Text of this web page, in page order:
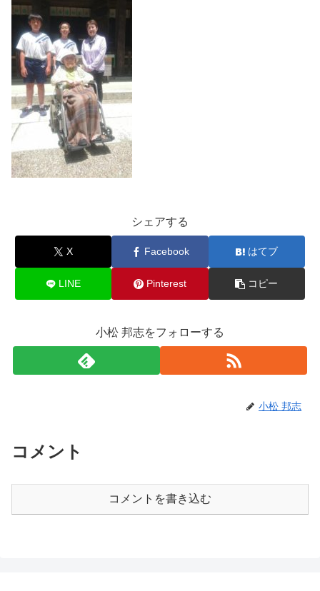
シェアする
X Facebook はてブ
LINE Pinterest コピー
小松 邦志をフォローする
小松 邦志
コメント
コメントを書き込む